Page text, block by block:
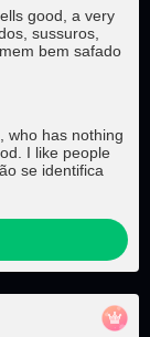
Bebo
good, a very
bem safado
who has nothing
I like people